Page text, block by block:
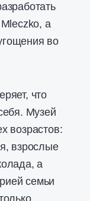
а
во
что
Музей
возрастов:
взрослые
а
семьи